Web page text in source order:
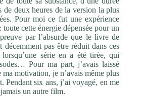
de deux heures de la version la plus
Pour moi ce fut une expérience
cette énergie dépensée pour un
par l’absurde que le livre de
pas être réduit dans ces
série en a été tirée, qui
Pour ma part, j’avais laissé
ma motivation, je n’avais même plus
Pendant six ans, j’ai voyagé, en me
un autre film.